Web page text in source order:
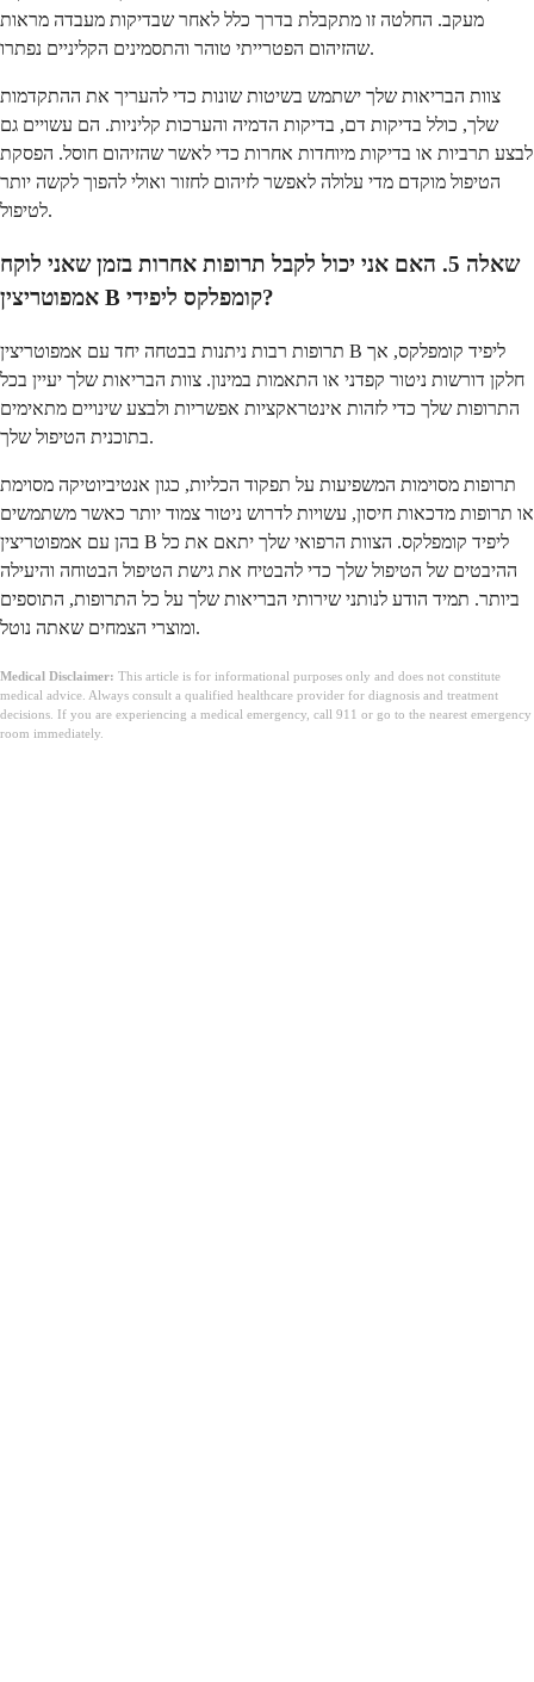
מעקב. החלטה זו מתקבלת בדרך כלל לאחר שבדיקות מעבדה מראות
שהזיהום הפטרייתי טוהר והתסמינים הקליניים נפתרו.
צוות הבריאות שלך ישתמש בשיטות שונות כדי להעריך את ההתקדמות
שלך, כולל בדיקות דם, בדיקות הדמיה והערכות קליניות. הם עשויים גם
לבצע תרביות או בדיקות מיוחדות אחרות כדי לאשר שהזיהום חוסל. הפסקת
הטיפול מוקדם מדי עלולה לאפשר לזיהום לחזור ואולי להפוך לקשה יותר
לטיפול.
שאלה 5. האם אני יכול לקבל תרופות אחרות בזמן שאני לוקח
אמפוטריצין B קומפלקס ליפידי?
תרופות רבות ניתנות בבטחה יחד עם אמפוטריצין B ליפיד קומפלקס, אך
חלקן דורשות ניטור קפדני או התאמות במינון. צוות הבריאות שלך יעיין בכל
התרופות שלך כדי לזהות אינטראקציות אפשריות ולבצע שינויים מתאימים
בתוכנית הטיפול שלך.
תרופות מסוימות המשפיעות על תפקוד הכליות, כגון אנטיביוטיקה מסוימת
או תרופות מדכאות חיסון, עשויות לדרוש ניטור צמוד יותר כאשר משתמשים
בהן עם אמפוטריצין B ליפיד קומפלקס. הצוות הרפואי שלך יתאם את כל
ההיבטים של הטיפול שלך כדי להבטיח את גישת הטיפול הבטוחה והיעילה
ביותר. תמיד הודע לנותני שירותי הבריאות שלך על כל התרופות, התוספים
ומוצרי הצמחים שאתה נוטל.
Medical Disclaimer: This article is for informational purposes only and does not constitute
medical advice. Always consult a qualified healthcare provider for diagnosis and treatment
decisions. If you are experiencing a medical emergency, call 911 or go to the nearest emergency
room immediately.